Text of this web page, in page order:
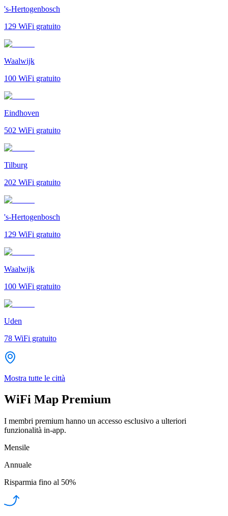
's-Hertogenbosch
129 WiFi gratuito
Waalwijk
100 WiFi gratuito
Eindhoven
502 WiFi gratuito
Tilburg
202 WiFi gratuito
's-Hertogenbosch
129 WiFi gratuito
Waalwijk
100 WiFi gratuito
Uden
78 WiFi gratuito
Mostra tutte le città
WiFi Map Premium
I membri premium hanno un accesso esclusivo a ulteriori
funzionalità in-app.
Mensile
Annuale
Risparmia fino al 50%